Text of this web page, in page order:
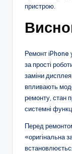
пристрою.
Ремонт iPhone
за прості
заміни
впливають
ремонту, стан
системні
Перед
«оригінальна